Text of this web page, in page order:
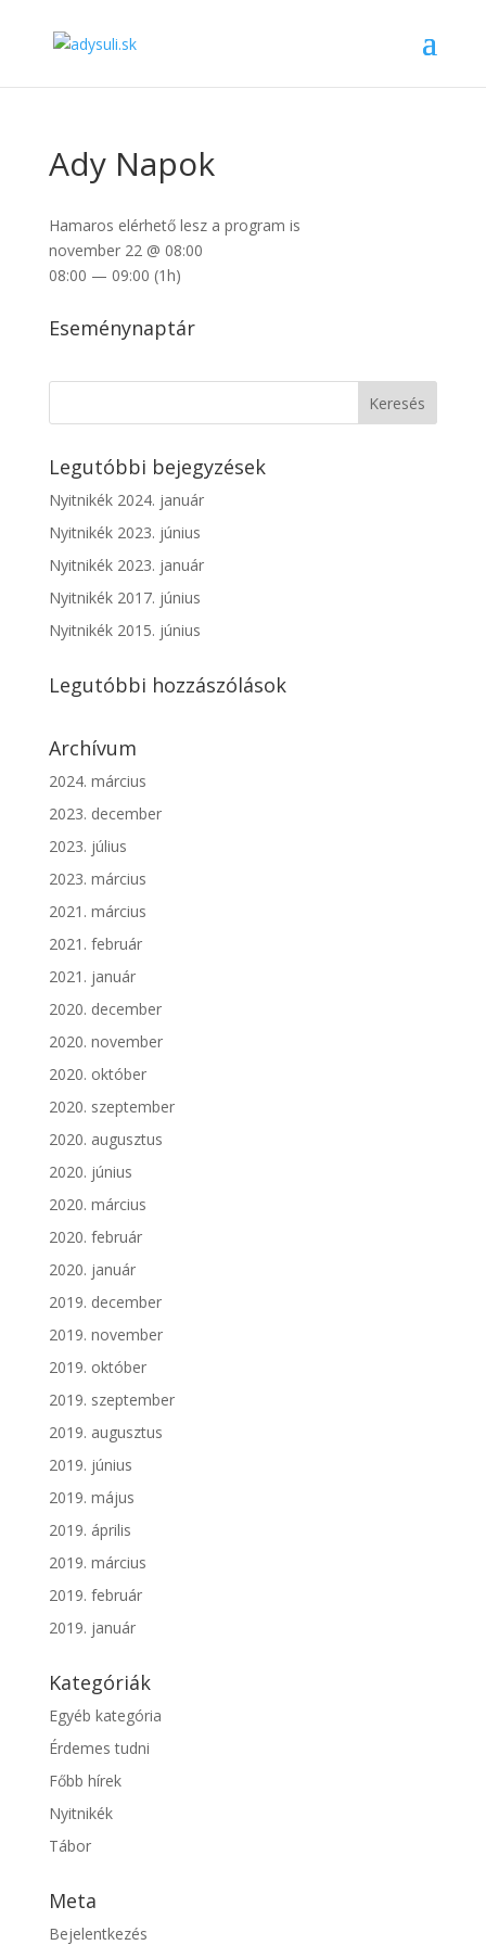
Ady Napok
Hamaros elérhető lesz a program is
november 22 @ 08:00
08:00 — 09:00 (1h)
Eseménynaptár
Legutóbbi bejegyzések
Nyitnikék 2024. január
Nyitnikék 2023. június
Nyitnikék 2023. január
Nyitnikék 2017. június
Nyitnikék 2015. június
Legutóbbi hozzászólások
Archívum
2024. március
2023. december
2023. július
2023. március
2021. március
2021. február
2021. január
2020. december
2020. november
2020. október
2020. szeptember
2020. augusztus
2020. június
2020. március
2020. február
2020. január
2019. december
2019. november
2019. október
2019. szeptember
2019. augusztus
2019. június
2019. május
2019. április
2019. március
2019. február
2019. január
Kategóriák
Egyéb kategória
Érdemes tudni
Főbb hírek
Nyitnikék
Tábor
Meta
Bejelentkezés